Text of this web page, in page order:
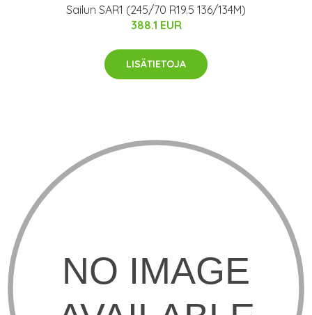
Sailun SAR1 (245/70 R19.5 136/134M)
388.1 EUR
LISÄTIETOJA